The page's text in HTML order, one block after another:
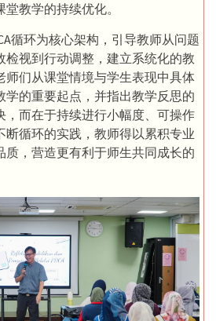
教学的持续优化。
循环为核心架构，引导教师从问题
检视到行动调整，建立系统化的教
师们从课堂情境与学生表现中具体
学的重要起点，并指出教学反思的
，而在于持续进行小幅度、可操作
断循环的实践，教师得以累积专业
质，营造更有利于师生共同成长的